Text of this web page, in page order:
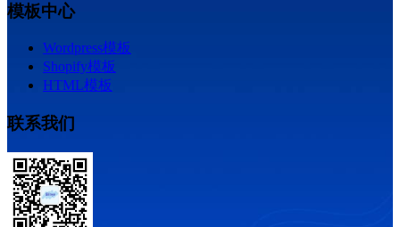
模板中心
Wordpress模板
Shopify模板
HTML模板
联系我们